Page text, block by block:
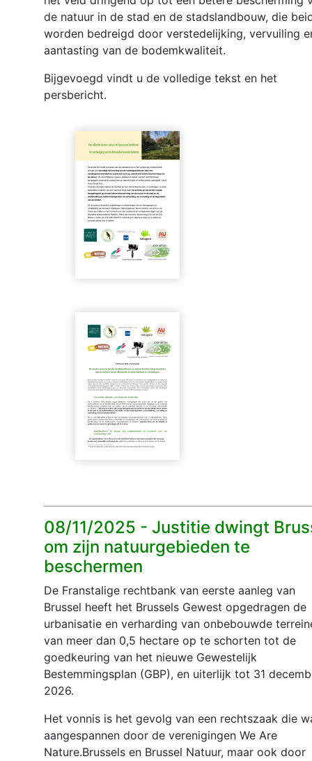
de natuur in de stad en de stadslandbouw, die
worden bedreigd door verstedelijking, vervuiling
aantasting van de bodemkwaliteit.
Bijgevoegd vindt u de volledige tekst en het
persbericht.
08/11/2025 - Justitie dwingt
om zijn natuurgebieden te
beschermen
De Franstalige rechtbank van eerste aanleg van
Brussel heeft het Brussels Gewest opgedragen de
urbanisatie en verharding van onbebouwde
van meer dan 0,5 hectare op te schorten tot de
goedkeuring van het nieuwe Gewestelijk
Bestemmingsplan (GBP), en uiterlijk tot 31
2026.
Het vonnis is het gevolg van een rechtszaak die
aangespannen door de verenigingen We Are
Nature.Brussels en Brussel Natuur, maar ook door